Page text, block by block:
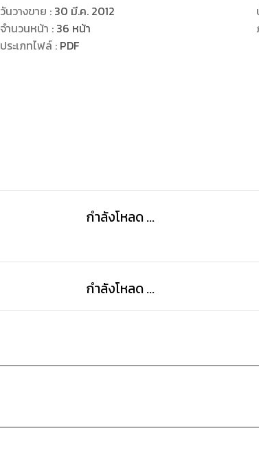
วันวางขาย : 30 มี.ค. 2012
จำนวนหน้า : 36 หน้า
ประเภทไฟล์: PDF
กำลังโหลด ...
กำลังโหลด ...